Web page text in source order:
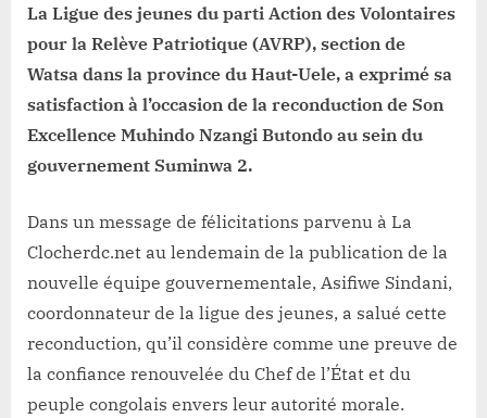
le
gouvernement
2
La Ligue des jeunes du parti Action des Volontaires
pour la Relève Patriotique (AVRP), section de
Watsa dans la province du Haut-Uele, a exprimé sa
satisfaction à l’occasion de la reconduction de Son
Excellence Muhindo Nzangi Butondo au sein du
gouvernement Suminwa 2.
Dans un message de félicitations parvenu à La
Clocherdc.net au lendemain de la publication de la
nouvelle équipe gouvernementale, Asifiwe Sindani,
coordonnateur de la ligue des jeunes, a salué cette
reconduction, qu’il considère comme une preuve de
la confiance renouvelée du Chef de l’État et du
peuple congolais envers leur autorité morale.